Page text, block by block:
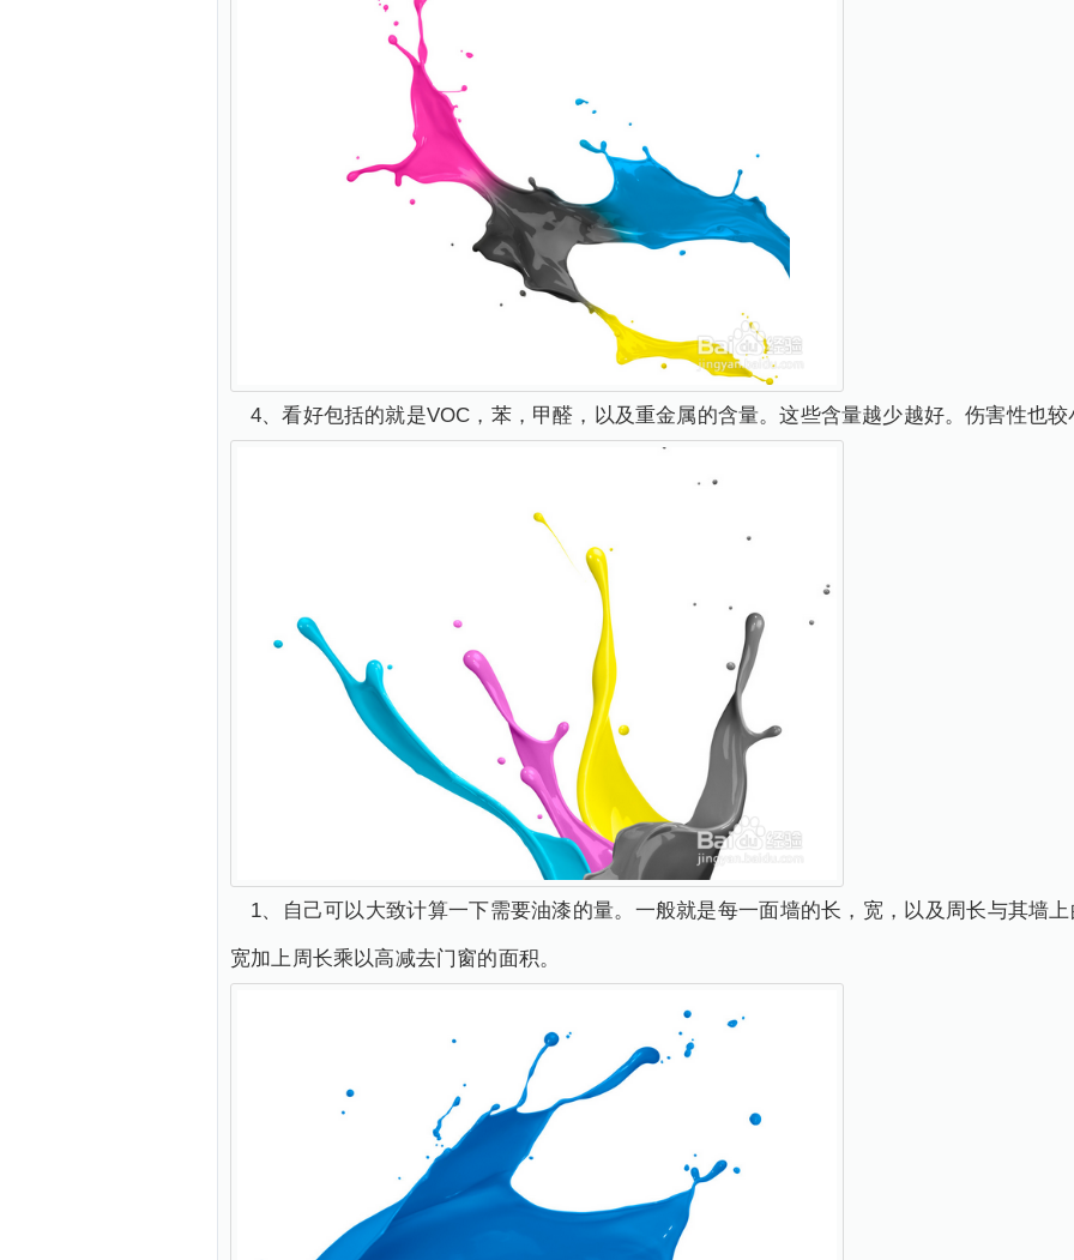
4、看好包括的就是VOC，苯，甲醛，以及重金属的含量。这些含量越少越好。伤害性也较
1、自己可以大致计算一下需要油漆的量。一般就是每一面墙的长，宽，以及周长与其墙
宽加上周长乘以高减去门窗的面积。